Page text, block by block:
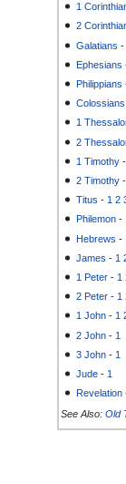
1
2
Galatians
Ephesians
Philippians
Colossians
1
2
1 Timothy
2 Timothy
Titus - 1 2
Philemon -
Hebrews -
James - 1
1 Peter - 1
2 Peter - 1
1 John - 1
2 John - 1
3 John - 1
Jude - 1
Revelation
See Also: Old